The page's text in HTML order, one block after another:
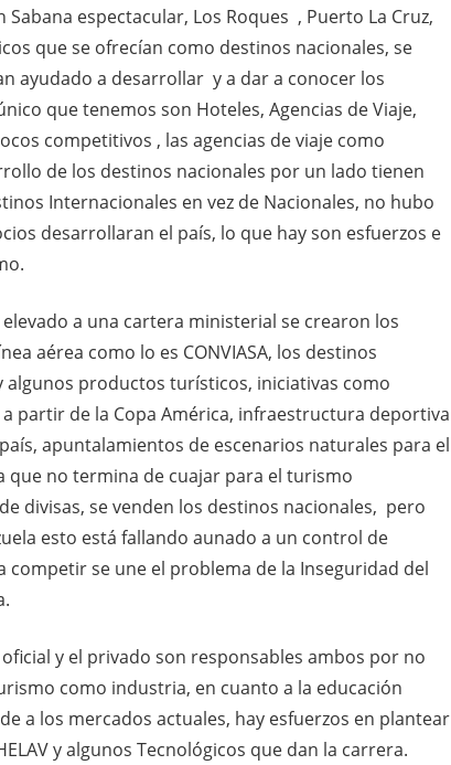
espectacular, Los Roques , Puerto La Cruz,
que se ofrecían como destinos nacionales, se
ayudado a desarrollar y a dar a conocer los
que tenemos son Hoteles, Agencias de Viaje,
competitivos , las agencias de viaje como
de los destinos nacionales por un lado tienen
Internacionales en vez de Nacionales, no hubo
desarrollaran el país, lo que hay son esfuerzos e
a una cartera ministerial se crearon los
aérea como lo es CONVIASA, los destinos
algunos productos turísticos, iniciativas como
partir de la Copa América, infraestructura deportiva
apuntalamientos de escenarios naturales para el
que no termina de cuajar para el turismo
divisas, se venden los destinos nacionales, pero
esto está fallando aunado a un control de
se une el problema de la Inseguridad del
y el privado son responsables ambos por no
como industria, en cuanto a la educación
a los mercados actuales, hay esfuerzos en plantear
y algunos Tecnológicos que dan la carrera.